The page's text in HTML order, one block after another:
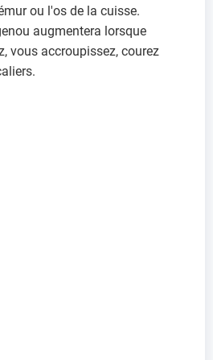
ou l'os de la cuisse.
augmentera lorsque
vous accroupissez, courez